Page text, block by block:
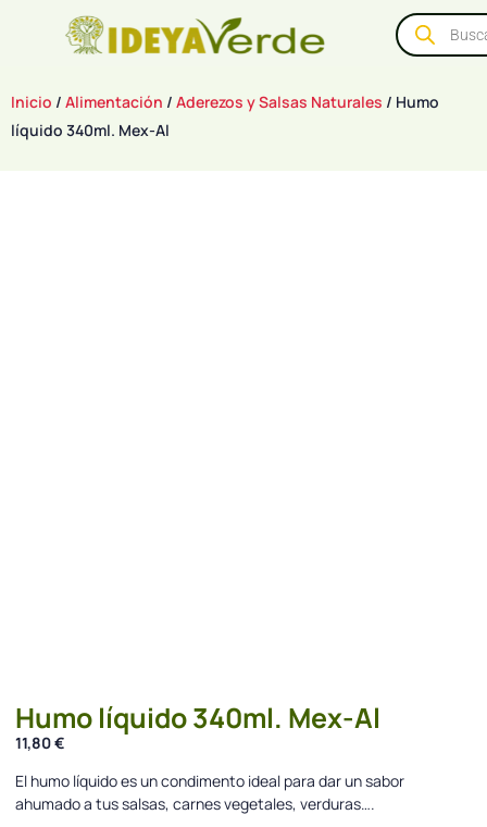
Inicio / Alimentación / Aderezos y Salsas Naturales / Humo
líquido 340ml. Mex-Al
Humo líquido 340ml. Mex-Al
11,80€
El humo líquido es un condimento ideal para dar un sabor
ahumado a tus salsas, carnes vegetales, verduras….